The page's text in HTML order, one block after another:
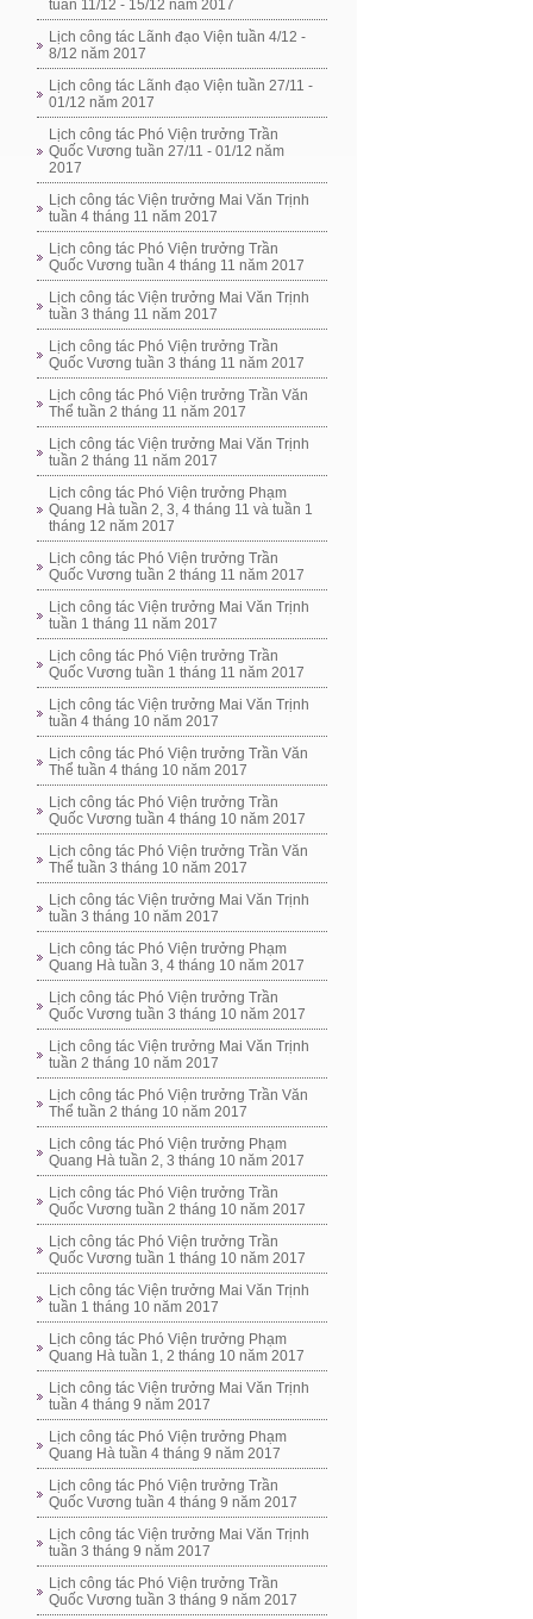
tuần 11/12 - 15/12 năm 2017
Lịch công tác Lãnh đạo Viện tuần 4/12 -
8/12 năm 2017
Lịch công tác Lãnh đạo Viện tuần 27/11 -
01/12 năm 2017
Lịch công tác Phó Viện trưởng Trần
Quốc Vương tuần 27/11 - 01/12 năm
2017
Lịch công tác Viện trưởng Mai Văn Trịnh
tuần 4 tháng 11 năm 2017
Lịch công tác Phó Viện trưởng Trần
Quốc Vương tuần 4 tháng 11 năm 2017
Lịch công tác Viện trưởng Mai Văn Trịnh
tuần 3 tháng 11 năm 2017
Lịch công tác Phó Viện trưởng Trần
Quốc Vương tuần 3 tháng 11 năm 2017
Lịch công tác Phó Viện trưởng Trần Văn
Thể tuần 2 tháng 11 năm 2017
Lịch công tác Viện trưởng Mai Văn Trịnh
tuần 2 tháng 11 năm 2017
Lịch công tác Phó Viện trưởng Phạm
Quang Hà tuần 2, 3, 4 tháng 11 và tuần 1
tháng 12 năm 2017
Lịch công tác Phó Viện trưởng Trần
Quốc Vương tuần 2 tháng 11 năm 2017
Lịch công tác Viện trưởng Mai Văn Trịnh
tuần 1 tháng 11 năm 2017
Lịch công tác Phó Viện trưởng Trần
Quốc Vương tuần 1 tháng 11 năm 2017
Lịch công tác Viện trưởng Mai Văn Trịnh
tuần 4 tháng 10 năm 2017
Lịch công tác Phó Viện trưởng Trần Văn
Thể tuần 4 tháng 10 năm 2017
Lịch công tác Phó Viện trưởng Trần
Quốc Vương tuần 4 tháng 10 năm 2017
Lịch công tác Phó Viện trưởng Trần Văn
Thể tuần 3 tháng 10 năm 2017
Lịch công tác Viện trưởng Mai Văn Trịnh
tuần 3 tháng 10 năm 2017
Lịch công tác Phó Viện trưởng Phạm
Quang Hà tuần 3, 4 tháng 10 năm 2017
Lịch công tác Phó Viện trưởng Trần
Quốc Vương tuần 3 tháng 10 năm 2017
Lịch công tác Viện trưởng Mai Văn Trịnh
tuần 2 tháng 10 năm 2017
Lịch công tác Phó Viện trưởng Trần Văn
Thể tuần 2 tháng 10 năm 2017
Lịch công tác Phó Viện trưởng Phạm
Quang Hà tuần 2, 3 tháng 10 năm 2017
Lịch công tác Phó Viện trưởng Trần
Quốc Vương tuần 2 tháng 10 năm 2017
Lịch công tác Phó Viện trưởng Trần
Quốc Vương tuần 1 tháng 10 năm 2017
Lịch công tác Viện trưởng Mai Văn Trịnh
tuần 1 tháng 10 năm 2017
Lịch công tác Phó Viện trưởng Phạm
Quang Hà tuần 1, 2 tháng 10 năm 2017
Lịch công tác Viện trưởng Mai Văn Trịnh
tuần 4 tháng 9 năm 2017
Lịch công tác Phó Viện trưởng Phạm
Quang Hà tuần 4 tháng 9 năm 2017
Lịch công tác Phó Viện trưởng Trần
Quốc Vương tuần 4 tháng 9 năm 2017
Lịch công tác Viện trưởng Mai Văn Trịnh
tuần 3 tháng 9 năm 2017
Lịch công tác Phó Viện trưởng Trần
Quốc Vương tuần 3 tháng 9 năm 2017